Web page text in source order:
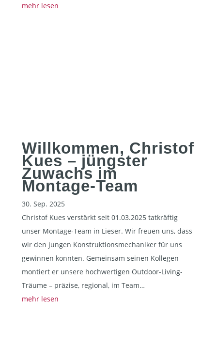
mehr lesen
Willkommen, Christof
Kues – jüngster
Zuwachs im
Montage-Team
30. Sep. 2025
Christof Kues verstärkt seit 01.03.2025 tatkräftig
unser Montage-Team in Lieser. Wir freuen uns, dass
wir den jungen Konstruktionsmechaniker für uns
gewinnen konnten. Gemeinsam seinen Kollegen
montiert er unsere hochwertigen Outdoor-Living-
Träume – präzise, regional, im Team…
mehr lesen